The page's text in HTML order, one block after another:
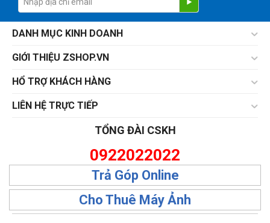
DANH MỤC KINH DOANH
GIỚI THIỆU ZSHOP.VN
HỔ TRỢ KHÁCH HÀNG
LIÊN HỆ TRỰC TIẾP
TỔNG ĐÀI CSKH
0922022022
Trả Góp Online
Cho Thuê Máy Ảnh